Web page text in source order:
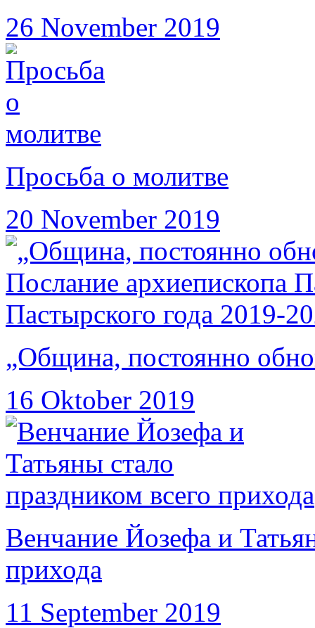
26 November 2019
Просьба о молитве
20 November 2019
„Община, постоянно
16 Oktober 2019
Венчание Йозефа и
прихода
11 September 2019